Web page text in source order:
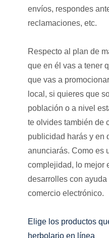
envíos, respondes
reclamaciones, etc.
Respecto al plan de
que en él vas a tener
que vas a
local, si quieres que
población o a nivel
te olvides también de
publicidad harás y en
anunciarás. Como es
complejidad, lo mejor
desarrolles con ayuda
comercio electrónico.
Elige los productos
herbolario en línea